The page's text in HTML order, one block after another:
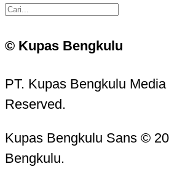
© Kupas Bengkulu
PT. Kupas Bengkulu
Reserved.
Kupas Bengkulu Sans ©
Bengkulu.